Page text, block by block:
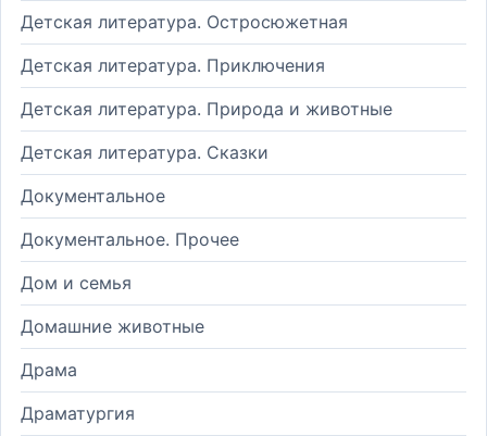
Детская литература. Остросюжетная
Детская литература. Приключения
Детская литература. Природа и животные
Детская литература. Сказки
Документальное
Документальное. Прочее
Дом и семья
Домашние животные
Драма
Драматургия